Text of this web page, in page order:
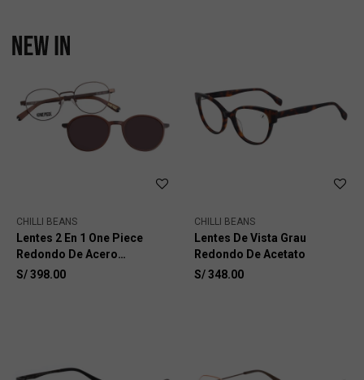
CHILLI BEANS
Lentes 2 En 1 One Piece
Redondo De Acero
Inoxidable
S/398.00
CHILLI BEANS
Lentes De Vista Grau
Redondo De Acetato
S/348.00